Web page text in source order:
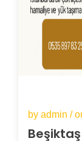
by admin /